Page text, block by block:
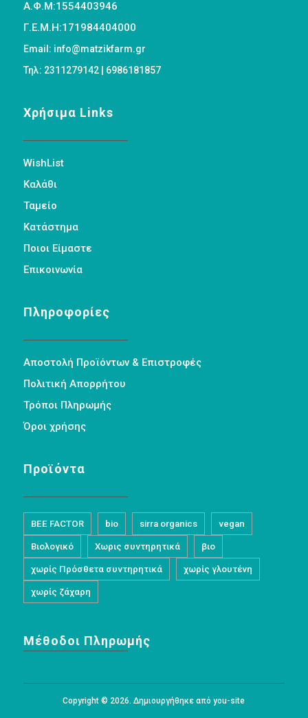
Α.Φ.Μ:1554403946
Γ.Ε.Μ.Η:171984404000
Email: info@matzikfarm.gr
Τηλ: 2311279142 | 6986181857
Χρήσιμα Links
WishList
Καλάθι
Ταμείο
Κατάστημα
Ποιοι Είμαστε
Επικοινωνία
Πληροφορίες
Αποστολή Προϊόντων & Επιστροφές
Πολιτική Απορρήτου
Τρόποι Πληρωμής
Όροι χρήσης
Προϊόντα
BEE FACTOR bio sirra organics vegan
Βιολογικό Χωρις συντηρητικά βιο
χωρίς Πρόσθετα συντηρητικά χωρίς γλουτένη
χωρίς ζάχαρη
Μέθοδοι Πληρωμής
Copyright © 2026. Δημιουργήθηκε από you-site